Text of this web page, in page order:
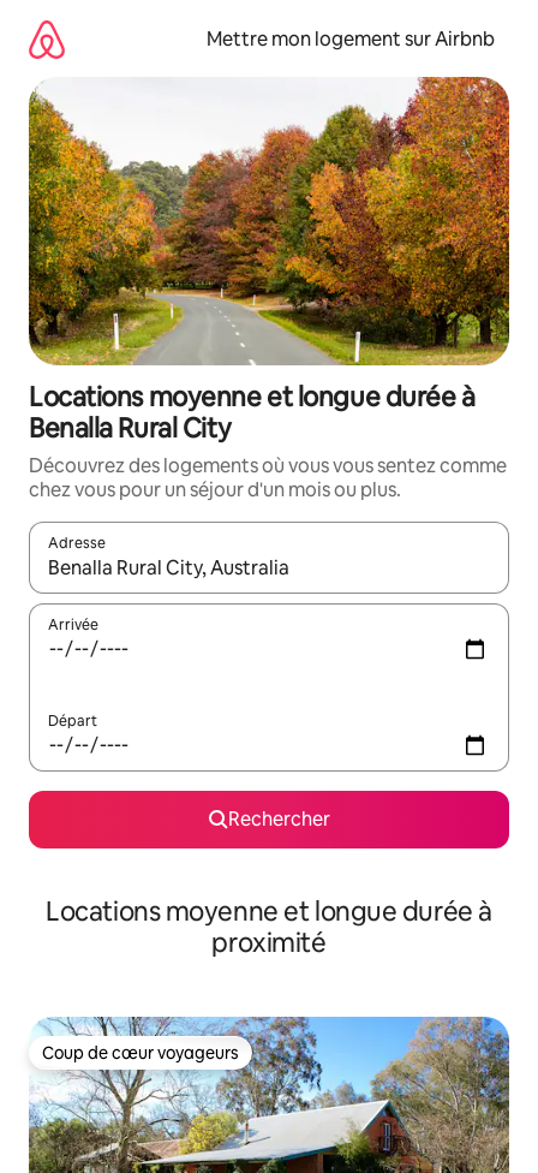
directement
contenu
Mettre mon logement sur Airbnb
Locations moyenne et longue durée à
Benalla Rural City
Découvrez des logements où vous vous sentez comme
chez vous pour un séjour d'un mois ou plus.
Adresse
Lorsque les résultats s'affichent, utilisez les flèches vers le
Arrivée
Départ
Rechercher
Locations moyenne et longue durée à
proximité
Coup de cœur voyageurs
Coup de cœur voyageurs